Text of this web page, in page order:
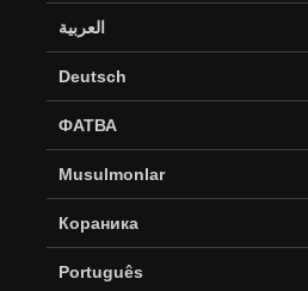
العربية
Deutsch
ФАТВА
Musulmonlar
Кораника
Português